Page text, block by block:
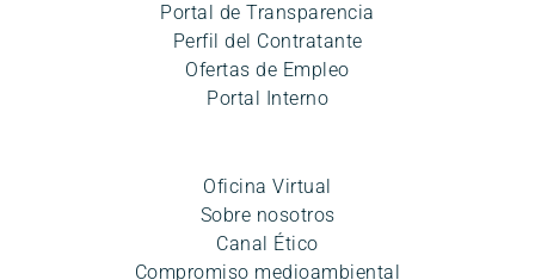
Portal de Transparencia
Perfil del Contratante
Ofertas de Empleo
Portal Interno
Oficina Virtual
Sobre nosotros
Canal Ético
Compromiso medioambiental